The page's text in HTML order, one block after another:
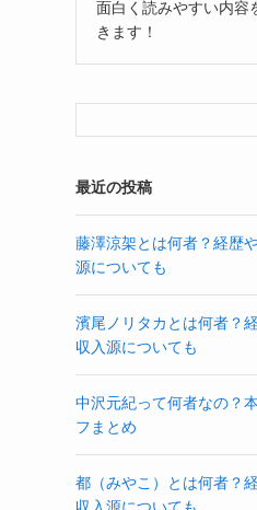
面白く読みやすい内容
きます！
最近の投稿
藤澤涼架とは何者？経歴
源についても
濱尾ノリタカとは何者？
収入源についても
中沢元紀って何者なの？
フまとめ
都（みやこ）とは何者？
収入源についても